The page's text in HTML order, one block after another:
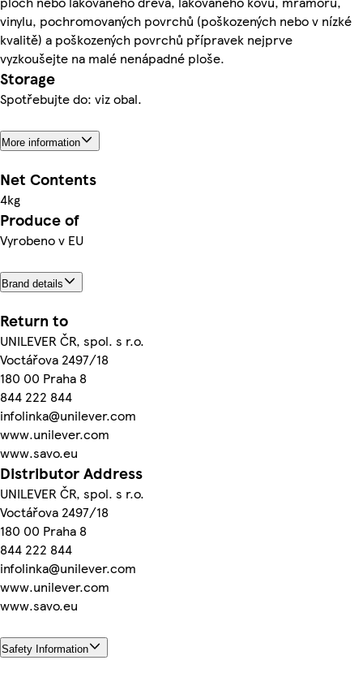
vinylu, pochromovaných povrchů (poškozených nebo v nízké
kvalitě) a poškozených povrchů přípravek nejprve
vyzkoušejte na malé nenápadné ploše.
Storage
Spotřebujte do: viz obal.
More information
Net Contents
4kg
Produce of
Vyrobeno v EU
Brand details
Return to
UNILEVER ČR, spol. s r.o.
Voctářova 2497/18
180 00 Praha 8
844 222 844
infolinka@unilever.com
www.unilever.com
www.savo.eu
Distributor Address
UNILEVER ČR, spol. s r.o.
Voctářova 2497/18
180 00 Praha 8
844 222 844
infolinka@unilever.com
www.unilever.com
www.savo.eu
Safety Information